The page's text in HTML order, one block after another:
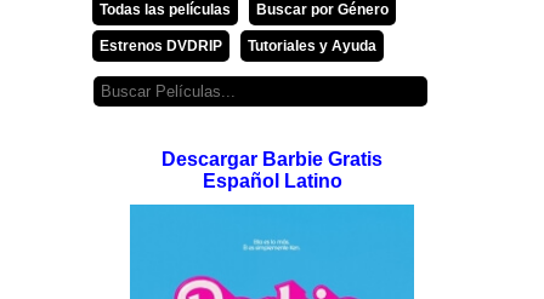
Todas las películas Buscar por Género
Estrenos DVDRIP Tutoriales y Ayuda
Descargar Barbie Gratis
Español Latino